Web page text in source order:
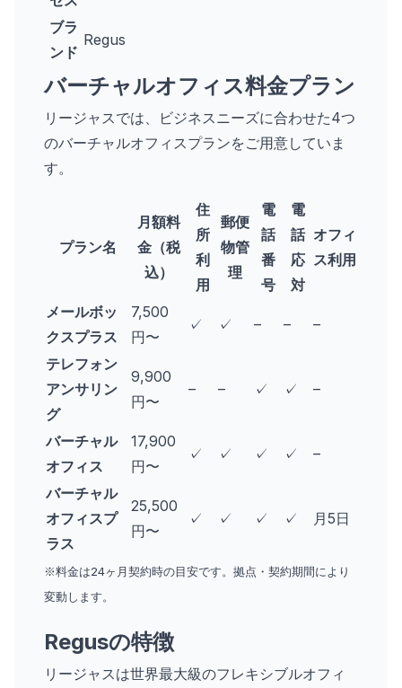
ブラ
ンド
Regus
バーチャルオフィス料金プラン
リージャスでは、ビジネスニーズに合わせた4つ
のバーチャルオフィスプランをご用意していま
す。
プラン名
月額料
金（税
込）
住
所
利
用
郵便
物管
理
電
話
番
号
電
話
応
対
オフィ
ス利用
メールボッ
クスプラス
7,500
円〜
✓ ✓ – – –
テレフォン
アンサリン
グ
9,900
円〜
– – ✓ ✓ –
バーチャル
オフィス
17,900
円〜
✓ ✓ ✓ ✓ –
バーチャル
オフィスプ
ラス
25,500
円〜
✓ ✓ ✓ ✓ 月5日
※料金は24ヶ月契約時の目安です。拠点・契約期間により
変動します。
Regusの特徴
リージャスは世界最大級のフレキシブルオフィ